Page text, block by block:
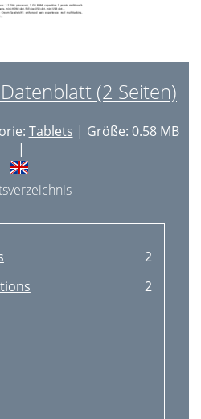
(2 Seiten)
Tablets | Größe: 0.58 MB
|
2
2